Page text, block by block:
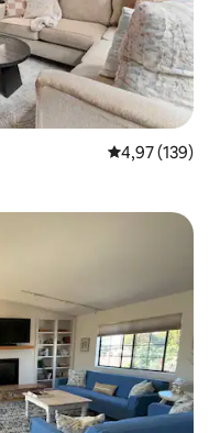
4,97 av 5 i
4,97 (139)